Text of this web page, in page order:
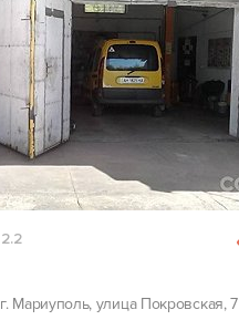
2.2
г. Мариуполь, улица Покровская, 7